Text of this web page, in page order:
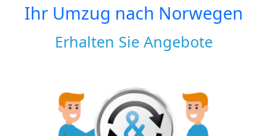
Ihr Umzug nach Norwegen
Erhalten Sie Angebote